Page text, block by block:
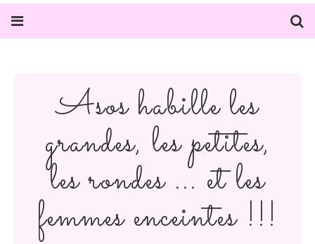
Asos habille les
grandes, les petites,
les rondes ... et les
femmes enceintes !!!